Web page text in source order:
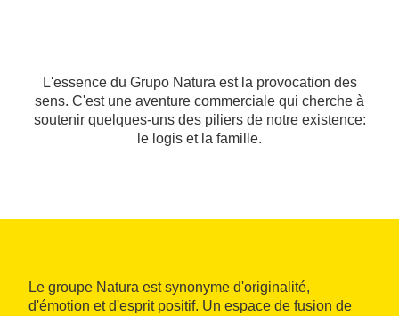
L'essence du Grupo Natura est la provocation des
sens. C'est une aventure commerciale qui cherche à
soutenir quelques-uns des piliers de notre existence:
le logis et la famille.
Le groupe Natura est synonyme d'originalité,
d'émotion et d'esprit positif. Un espace de fusion de